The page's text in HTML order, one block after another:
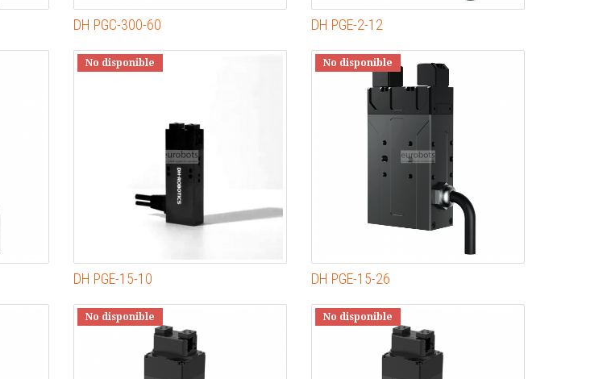
DH PGC-300-60 DH PGE-2-12
No disponible
DH PGE-15-10
No disponible
DH PGE-15-26
No disponible No disponible